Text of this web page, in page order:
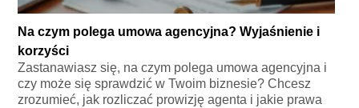
Na czym polega umowa agencyjna? Wyjaśnienie i
korzyści
Zastanawiasz się, na czym polega umowa agencyjna i
czy może się sprawdzić w Twoim biznesie? Chcesz
zrozumieć, jak rozliczać prowizję agenta i jakie prawa